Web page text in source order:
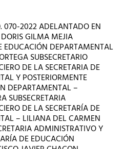
070-2022 ADELANTADO EN
GILMA MEJIA
EDUCACIÓN DEPARTAMENTAL
SUBSECRETARIO
DE LA SECRETARIA DE
Y POSTERIORMENTE
DEPARTAMENTAL –
SUBSECRETARIA
DE LA SECRETARÍA DE
– LILIANA DEL CARMEN
ADMINISTRATIVO Y
DE EDUCACIÓN